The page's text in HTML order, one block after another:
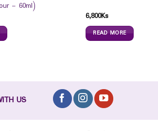
– 60ml)
6,800Ks
READ MORE
US